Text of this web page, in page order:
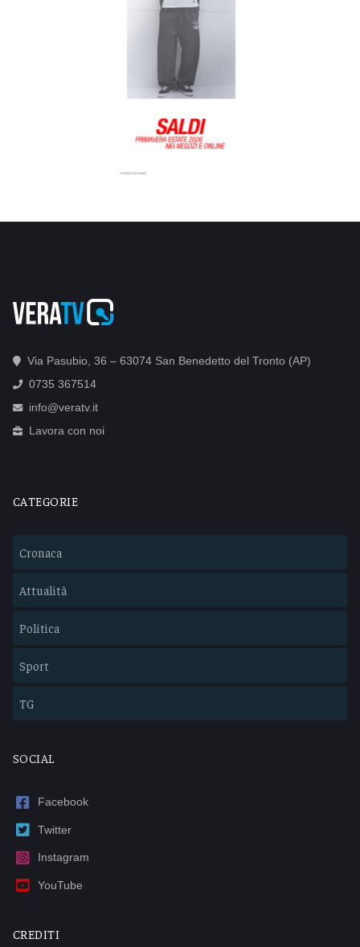
Via Pasubio, 36 – 63074 San Benedetto del Tronto (AP)
0735 367514
info@veratv.it
Lavora con noi
CATEGORIE
Cronaca
Attualità
Politica
Sport
TG
SOCIAL
Facebook
Twitter
Instagram
YouTube
CREDITI